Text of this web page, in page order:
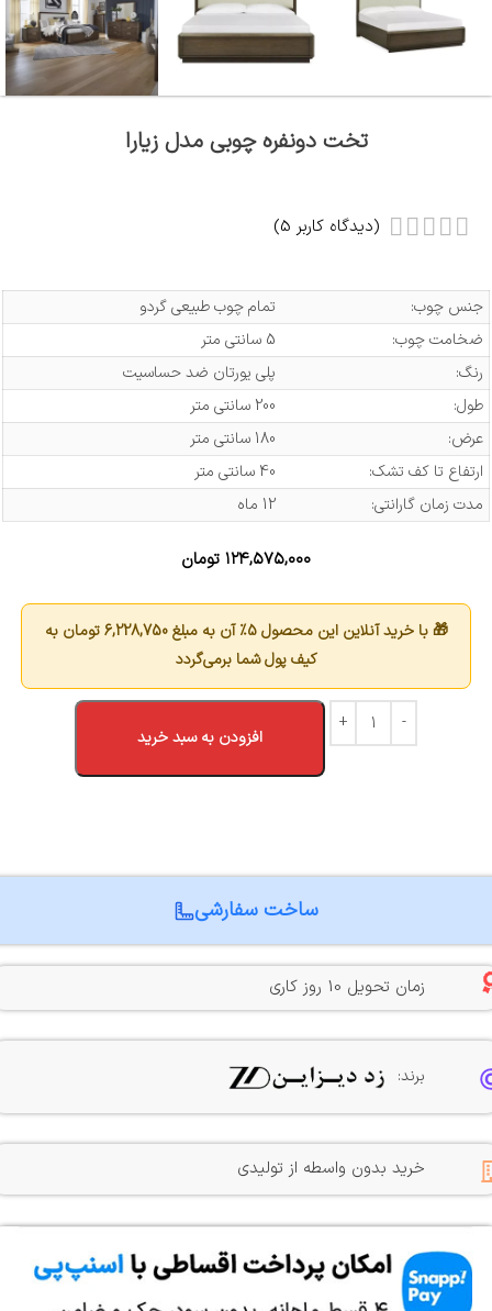
تخت دونفره چوبی مدل زیارا
(دیدگاه کاربر 5
)
جنس چوب:
تمام چوب طبیعی گردو
ضخامت چوب:
5 سانتی متر
رنگ:
پلی یورتان ضد حساسیت
طول:
200 سانتی متر
عرض:
180 سانتی متر
ارتفاع تا کف تشک:
40 سانتی متر
مدت زمان گارانتی:
12 ماه
۱۲۴,۵۷۵,۰۰۰ تومان
🎁 با خرید آنلاین این محصول 5٪ آن به مبلغ 6,228,750تومان به
کیف پول شما برمی‌گردد
افزودن به سبد خرید
ساخت سفارشی
زمان تحویل 10 روز کاری
برند:
خرید بدون واسطه از تولیدی